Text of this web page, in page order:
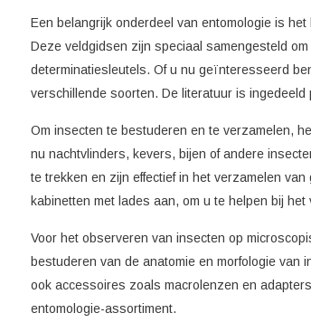
Een belangrijk onderdeel van entomologie is
Deze veldgidsen zijn speciaal samengesteld
determinatiesleutels. Of u nu geïnteresseerd
verschillende soorten. De literatuur is
Om insecten te bestuderen en te verzamelen,
nu nachtvlinders, kevers, bijen of andere
te trekken en zijn effectief in het verzamelen
kabinetten met lades aan, om u te helpen bij
Voor het observeren van insecten op
bestuderen van de anatomie en morfologie
ook accessoires zoals macrolenzen en
entomologie-assortiment.